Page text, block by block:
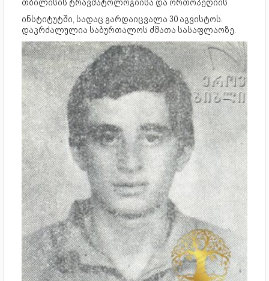
თბილისის ტრავმატოლოგიისა და ორთოპეღიის
ინსტიტუტში, სადაც გარდაიცვალა 30 აგვისტოს.
დაკრძალულია საბურთალოს ძმათა სასაფლაოზე.